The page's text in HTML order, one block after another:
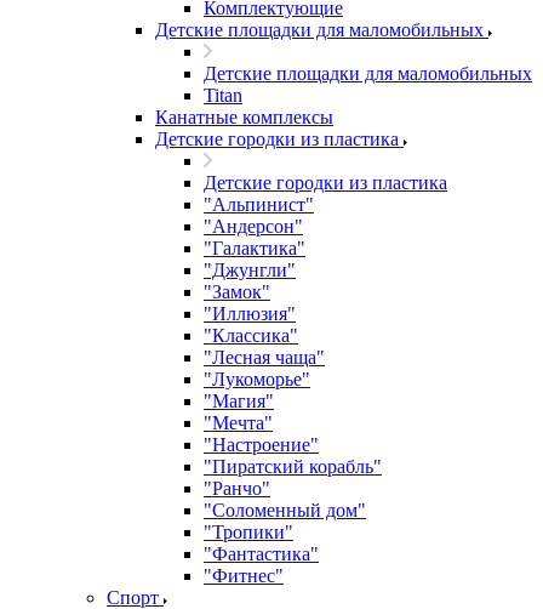
Комплектующие
Детские площадки для маломобильных
Детские площадки для маломобильных
Titan
Канатные комплексы
Детские городки из пластика
Детские городки из пластика
"Альпинист"
"Андерсон"
"Галактика"
"Джунгли"
"Замок"
"Иллюзия"
"Классика"
"Лесная чаща"
"Лукоморье"
"Магия"
"Мечта"
"Настроение"
"Пиратский корабль"
"Ранчо"
"Соломенный дом"
"Тропики"
"Фантастика"
"Фитнес"
Спорт